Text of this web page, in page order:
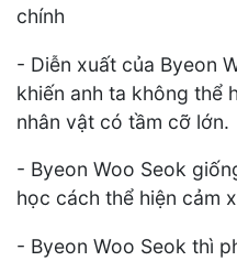
chính
- Diễn xuất của Byeon
khiến anh ta không thể
nhân vật có tầm cỡ lớn.
- Byeon Woo Seok
học cách thể hiện cảm
- Byeon Woo Seok thì